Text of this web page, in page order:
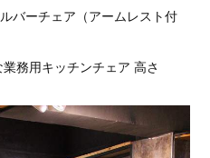
バーチェア（アームレスト付
務用キッチンチェア 高さ